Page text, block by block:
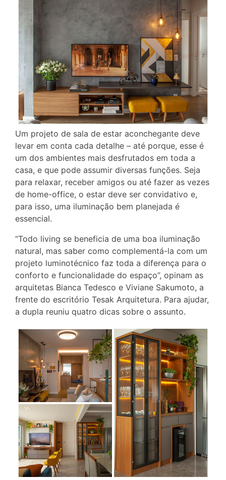
Um projeto de sala de estar aconchegante deve
levar em conta cada detalhe – até porque, esse é
um dos ambientes mais desfrutados em toda a
casa, e que pode assumir diversas funções. Seja
para relaxar, receber amigos ou até fazer as vezes
de home-office, o estar deve ser convidativo e,
para isso, uma iluminação bem planejada é
essencial.
“Todo living se beneficia de uma boa iluminação
natural, mas saber como complementá-la com um
projeto luminotécnico faz toda a diferença para o
conforto e funcionalidade do espaço”, opinam as
arquitetas Bianca Tedesco e Viviane Sakumoto, a
frente do escritório Tesak Arquitetura. Para ajudar,
a dupla reuniu quatro dicas sobre o assunto.